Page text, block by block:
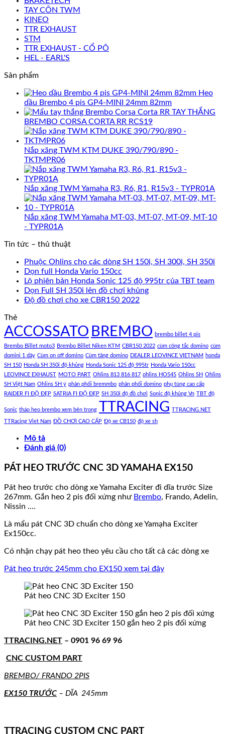
TAY CÔN TWM
KINEO
TTR EXHAUST
STM
TTR EXHAUST - CỔ PÔ
HEL - EARL'S
Sản phẩm
Heo
dầu Brembo 4 pis GP4-MINI 24mm 82mm
TAY THẮNG
BREMBO CORSA CORTA RR RCS19
Nắp xăng TWM KTM DUKE 390/790/890 -
TKTMPR06
Nắp xăng TWM Yamaha R3, R6, R1, R15v3 - TYPR01A
Nắp xăng TWM Yamaha MT-03, MT-07, MT-09, MT-10
- TYPR01A
Tin tức – thủ thuật
Phuộc Ohlins cho các dòng SH 150i, SH 300i, SH 350i
Dọn full Honda Vario 150cc
Lộ phiên bản Honda Sonic 125 độ 995tr của TBT team
Dọn Full SH 350i lên đồ chơi khủng
Độ đồ chơi cho xe CBR150 2022
Thẻ
ACCOSSATO BREMBO brembo billet 4 pis
Brembo Billet moto3 Brembo Billet Niken KTM CBR150 2022 cùm công tắc domino cùm
domini 1 dây Cùm on off domino Cùm tăng domino DEALER LEOVINCE VIETNAM honda
SH 150 Honda SH 350i độ khủng Honda Sonic 125 độ 995tr Honda Vario 150cc
LEOVINCE EXHAUST MOTO PART Ohlins 813 816 817 ohlins HO545 Ohlins SH Ohlins
SH Việt Nam Ohlins SH ý phân phối bremmbo phân phối domino phụ tùng cao cấp
RAIDER FI ĐỘ ĐẸP SATRIA FI ĐỘ ĐẸP SH 350i độ đồ chơi Sonic độ khủng Vn TBT độ
Sonic tháo heo brembo xem bên trong TTRACING TTRACING.NET
TTRacing Viet Nam ĐỒ CHƠI CAO CẤP Độ xe CB150 độ xe sh
Mô tả
Đánh giá (0)
PÁT HEO TRƯỚC CNC 3D YAMAHA EX150
Pát heo trước cho dòng xe Yamaha Exciter đi dĩa trước Size
267mm. Gắn heo 2 pis đối xứng như Brembo, Frando, Adelin,
Nissin ….
Là mẩu pát CNC 3D chuẩn cho dòng xe Yamạha Exciter
Ex150cc.
Có nhận chạy pát heo theo yêu cầu cho tất cả các dòng xe
Pát heo trước 245mm cho EX150 xem tại đây
Pát heo CNC 3D Exciter 150
Pát heo CNC 3D Exciter 150 gắn heo 2 pis đối xứng
TTRACING.NET – 0901 96 69 96
CNC CUSTOM PART
BREMBO/ FRANDO 2PIS
EX150 TRƯỚC – DĨA 245mm
TTRACING CUSTOM CNC PART